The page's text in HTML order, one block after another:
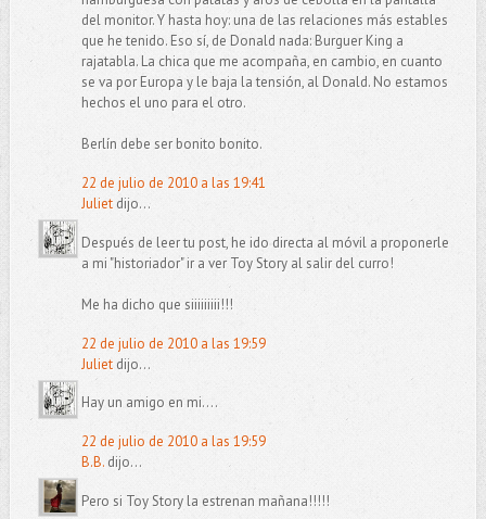
del monitor. Y hasta hoy: una de las relaciones más estables
que he tenido. Eso sí, de Donald nada: Burguer King a
rajatabla. La chica que me acompaña, en cambio, en cuanto
se va por Europa y le baja la tensión, al Donald. No estamos
hechos el uno para el otro.
Berlín debe ser bonito bonito.
22 de julio de 2010 a las 19:41
Julietdijo...
Después de leer tu post, he ido directa al móvil a proponerle
a mi "historiador" ir a ver Toy Story al salir del curro!
Me ha dicho que siiiiiiiii!!!
22 de julio de 2010 a las 19:59
Julietdijo...
Hay un amigo en mi....
22 de julio de 2010 a las 19:59
B.B.dijo...
Pero si Toy Story la estrenan mañana!!!!!